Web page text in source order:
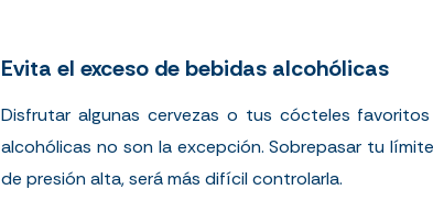
Evita el exceso de bebidas alcohólicas
Disfrutar algunas cervezas o tus cócteles
alcohólicas no son la excepción. Sobrepasar tu
de presión alta, será más difícil controlarla.